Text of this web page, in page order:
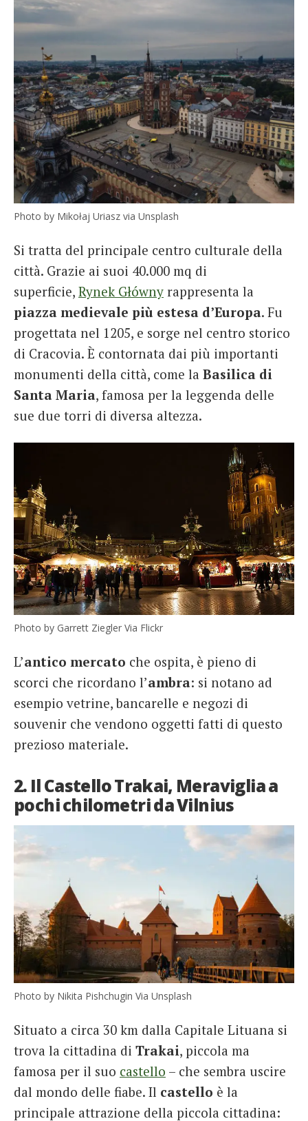
Photo by Mikołaj Uriasz via Unsplash
Si tratta del principale centro culturale della
città. Grazie ai suoi 40.000 mq di
superficie, Rynek Główny rappresenta la
piazza medievale più estesa d’Europa. Fu
progettata nel 1205, e sorge nel centro storico
di Cracovia. È contornata dai più importanti
monumenti della città, come la Basilica di
Santa Maria, famosa per la leggenda delle
sue due torri di diversa altezza.
Photo by Garrett Ziegler Via Flickr
L’antico mercato che ospita, è pieno di
scorci che ricordano l’ambra: si notano ad
esempio vetrine, bancarelle e negozi di
souvenir che vendono oggetti fatti di questo
prezioso materiale.
2. Il Castello Trakai, Meraviglia a
pochi chilometri da Vilnius
Photo by Nikita Pishchugin Via Unsplash
Situato a circa 30 km dalla Capitale Lituana si
trova la cittadina di Trakai, piccola ma
famosa per il suo castello – che sembra uscire
dal mondo delle fiabe. Il castello è la
principale attrazione della piccola cittadina: